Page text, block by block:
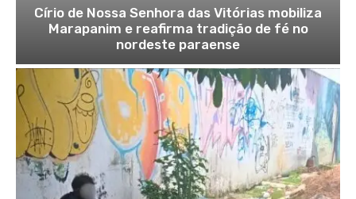
Círio de Nossa Senhora das Vitórias mobiliza
Marapanim e reafirma tradição de fé no
nordeste paraense